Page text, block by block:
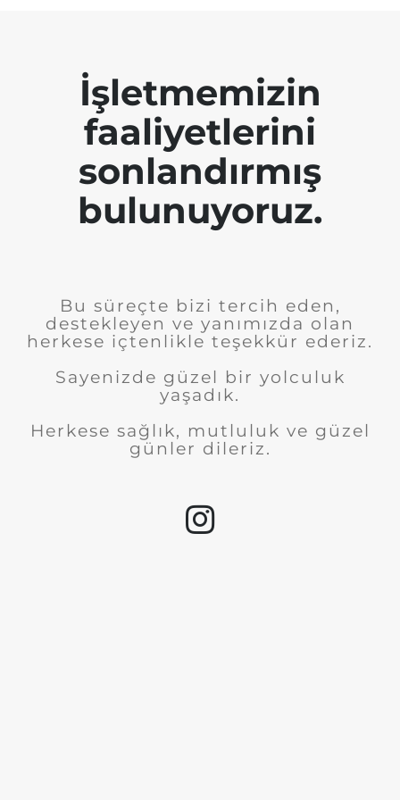
İşletmemizin
faaliyetlerini
sonlandırmış
bulunuyoruz.
Bu süreçte bizi tercih eden,
destekleyen ve yanımızda olan
herkese içtenlikle teşekkür ederiz.
Sayenizde güzel bir yolculuk
yaşadık.
Herkese sağlık, mutluluk ve güzel
günler dileriz.